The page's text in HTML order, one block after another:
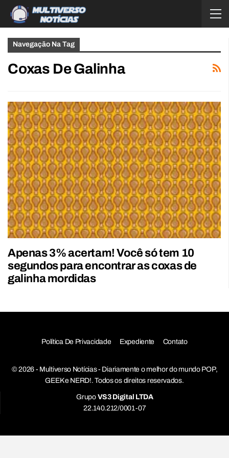
Navegação Na Tag
Coxas De Galinha
Apenas 3% acertam! Você só tem 10
segundos para encontrar as coxas de
galinha mordidas
Política De Privacidade Expediente Contato
© 2026 - Multiverso Notícias - Diariamente o melhor do mundo POP,
GEEK e NERD!. Todos os direitos reservados.
Grupo VS3 Digital LTDA
22.140.212/0001-07